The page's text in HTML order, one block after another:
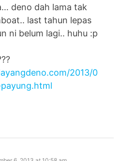
deno dah lama tak
last tahun lepas
ni belum lagi.. huhu :p
2013/0